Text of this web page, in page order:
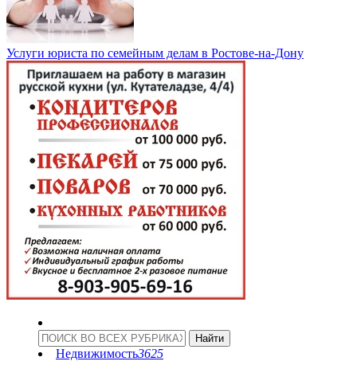
Услуги юриста по семейным делам в Ростове-на-Дону
Недвижимость3625